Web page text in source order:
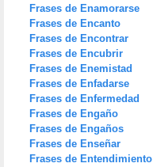
Frases de Enamorarse
Frases de Encanto
Frases de Encontrar
Frases de Encubrir
Frases de Enemistad
Frases de Enfadarse
Frases de Enfermedad
Frases de Engaño
Frases de Engaños
Frases de Enseñar
Frases de Entendimiento